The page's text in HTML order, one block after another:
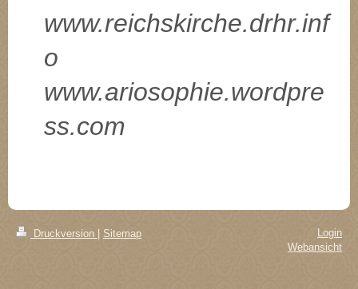
www.reichskirche.drhr.inf
o
www.ariosophie.wordpre
ss.com
Druckversion | Sitemap
Login
Webansicht